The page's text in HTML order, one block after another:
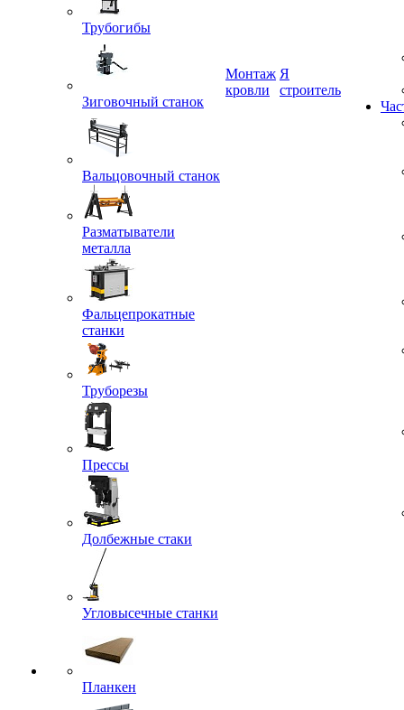
Трубогибы
Зиговочный станок
Вальцовочный станок
Разматыватели
металла
Фальцепрокатные
станки
Труборезы
Прессы
Долбежные стаки
Угловысечные станки
Планкен
Монтаж
Я